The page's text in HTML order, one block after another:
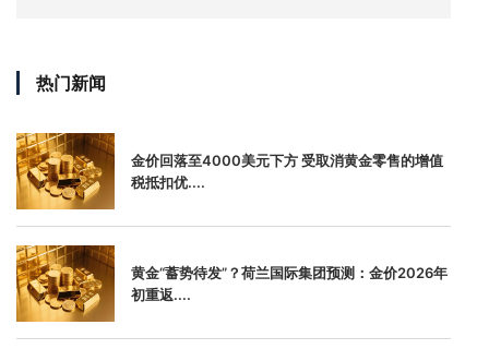
热门新闻
金价回落至4000美元下方 受取消黄金零售的增值
税抵扣优....
黄金“蓄势待发”？荷兰国际集团预测：金价2026年
初重返....